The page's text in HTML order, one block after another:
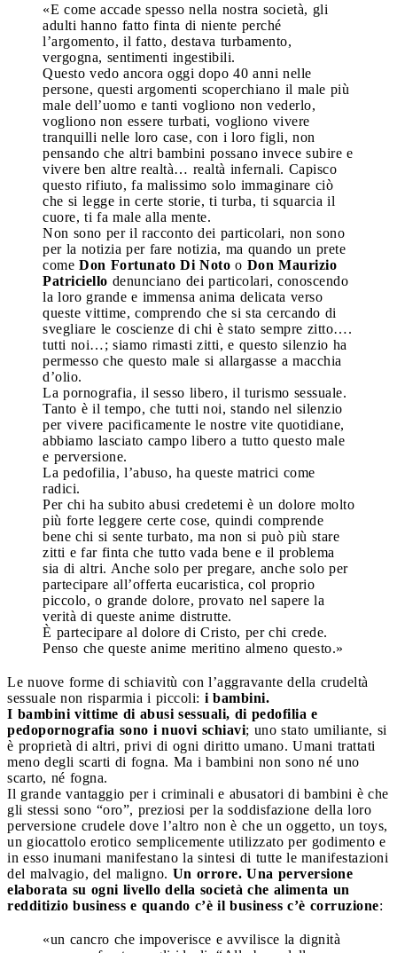
«E come accade spesso nella nostra società, gli
adulti hanno fatto finta di niente perché
l’argomento, il fatto, destava turbamento,
vergogna, sentimenti ingestibili.
Questo vedo ancora oggi dopo 40 anni nelle
persone, questi argomenti scoperchiano il male più
male dell’uomo e tanti vogliono non vederlo,
vogliono non essere turbati, vogliono vivere
tranquilli nelle loro case, con i loro figli, non
pensando che altri bambini possano invece subire e
vivere ben altre realtà… realtà infernali. Capisco
questo rifiuto, fa malissimo solo immaginare ciò
che si legge in certe storie, ti turba, ti squarcia il
cuore, ti fa male alla mente.
Non sono per il racconto dei particolari, non sono
per la notizia per fare notizia, ma quando un prete
come Don Fortunato Di Noto o Don Maurizio
Patriciello denunciano dei particolari, conoscendo
la loro grande e immensa anima delicata verso
queste vittime, comprendo che si sta cercando di
svegliare le coscienze di chi è stato sempre zitto….
tutti noi…; siamo rimasti zitti, e questo silenzio ha
permesso che questo male si allargasse a macchia
d’olio.
La pornografia, il sesso libero, il turismo sessuale.
Tanto è il tempo, che tutti noi, stando nel silenzio
per vivere pacificamente le nostre vite quotidiane,
abbiamo lasciato campo libero a tutto questo male
e perversione.
La pedofilia, l’abuso, ha queste matrici come
radici.
Per chi ha subito abusi credetemi è un dolore molto
più forte leggere certe cose, quindi comprende
bene chi si sente turbato, ma non si può più stare
zitti e far finta che tutto vada bene e il problema
sia di altri. Anche solo per pregare, anche solo per
partecipare all’offerta eucaristica, col proprio
piccolo, o grande dolore, provato nel sapere la
verità di queste anime distrutte.
È partecipare al dolore di Cristo, per chi crede.
Penso che queste anime meritino almeno questo.»
Le nuove forme di schiavitù con l’aggravante della crudeltà
sessuale non risparmia i piccoli: i bambini.
I bambini vittime di abusi sessuali, di pedofilia e
pedopornografia sono i nuovi schiavi; uno stato umiliante, si
è proprietà di altri, privi di ogni diritto umano. Umani trattati
meno degli scarti di fogna. Ma i bambini non sono né uno
scarto, né fogna.
Il grande vantaggio per i criminali e abusatori di bambini è che
gli stessi sono “oro”, preziosi per la soddisfazione della loro
perversione crudele dove l’altro non è che un oggetto, un toys,
un giocattolo erotico semplicemente utilizzato per godimento e
in esso inumani manifestano la sintesi di tutte le manifestazioni
del malvagio, del maligno. Un orrore. Una perversione
elaborata su ogni livello della società che alimenta un
redditizio business e quando c’è il business c’è corruzione:
«un cancro che impoverisce e avvilisce la dignità